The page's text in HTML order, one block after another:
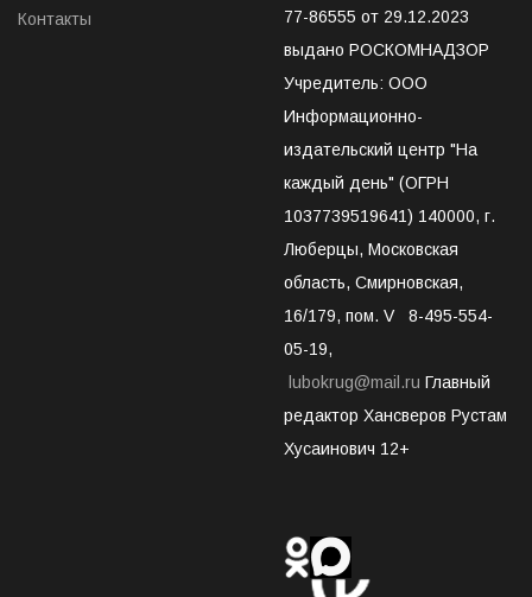
Контакты
77-86555 от 29.12.2023
выдано РОСКОМНАДЗОР
Учредитель: ООО
Информационно-
издательский центр "На
каждый день" (ОГРН
1037739519641) 140000, г.
Люберцы, Московская
область, Смирновская,
16/179, пом. V 8-495-554-
05-19,
lubokrug@mail.ru Главный
редактор Хансверов Рустам
Хусаинович 12+